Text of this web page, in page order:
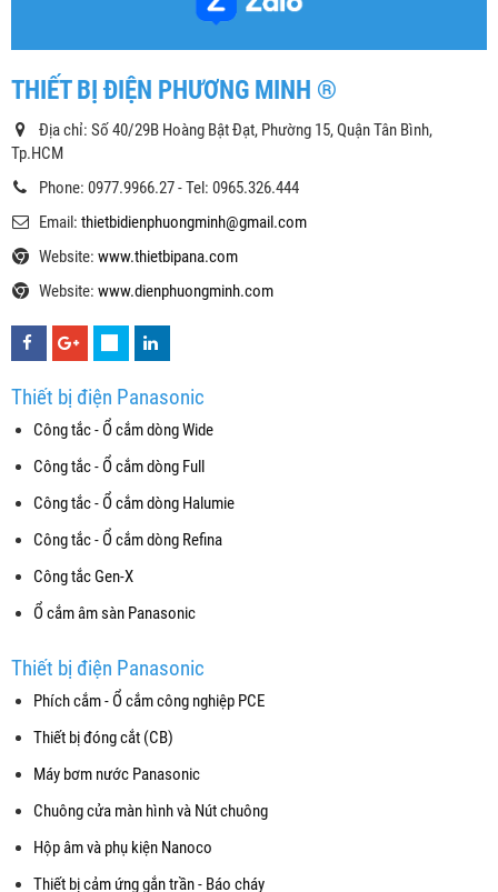
THIẾT BỊ ĐIỆN PHƯƠNG MINH ®
Địa chỉ: Số 40/29B Hoàng Bật Đạt, Phường 15, Quận Tân Bình,
Tp.HCM
Phone: 0977.9966.27 - Tel: 0965.326.444
Email: thietbidienphuongminh@gmail.com
Website: www.thietbipana.com
Website: www.dienphuongminh.com
Thiết bị điện Panasonic
Công tắc - Ổ cắm dòng Wide
Công tắc - Ổ cắm dòng Full
Công tắc - Ổ cắm dòng Halumie
Công tắc - Ổ cắm dòng Refina
Công tắc Gen-X
Ổ cắm âm sàn Panasonic
Thiết bị điện Panasonic
Phích cắm - Ổ cắm công nghiệp PCE
Thiết bị đóng cắt (CB)
Máy bơm nước Panasonic
Chuông cửa màn hình và Nút chuông
Hộp âm và phụ kiện Nanoco
Thiết bị cảm ứng gắn trần - Báo cháy